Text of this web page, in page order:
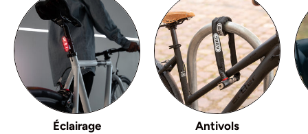
Éclairage Antivols